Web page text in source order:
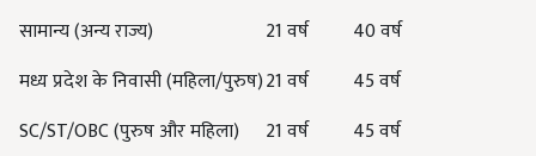
सामान्य (अन्य राज्य)
21 वर्ष
40 वर्ष
मध्य प्रदेश के निवासी (महिला/पुरुष)21 वर्ष
45 वर्ष
SC/ST/OBC (पुरुष और महिला)
21 वर्ष 45 वर्ष